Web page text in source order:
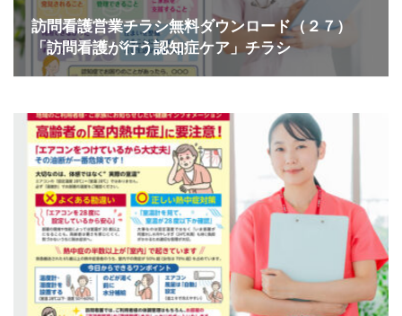
訪問看護営業チラシ無料ダウンロード（２７）
「訪問看護が行う認知症ケア」チラシ